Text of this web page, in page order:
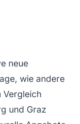
neue
wie andere
Vergleich
und Graz